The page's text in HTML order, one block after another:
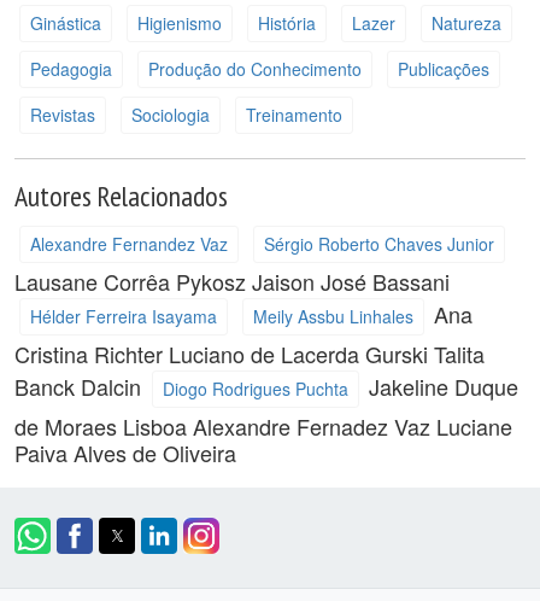
Ginástica
Higienismo História Lazer
Natureza
Pedagogia
Produção do Conhecimento
Publicações
Revistas
Sociologia Treinamento
Autores Relacionados
Alexandre Fernandez Vaz Sérgio Roberto Chaves Junior
Lausane Corrêa Pykosz Jaison José Bassani
Hélder Ferreira Isayama Meily Assbu Linhales
Ana
Cristina Richter Luciano de Lacerda Gurski Talita
Banck Dalcin
Diogo Rodrigues Puchta
Jakeline Duque
de Moraes LisboaAlexandre Fernadez Vaz Luciane
Paiva Alves de Oliveira